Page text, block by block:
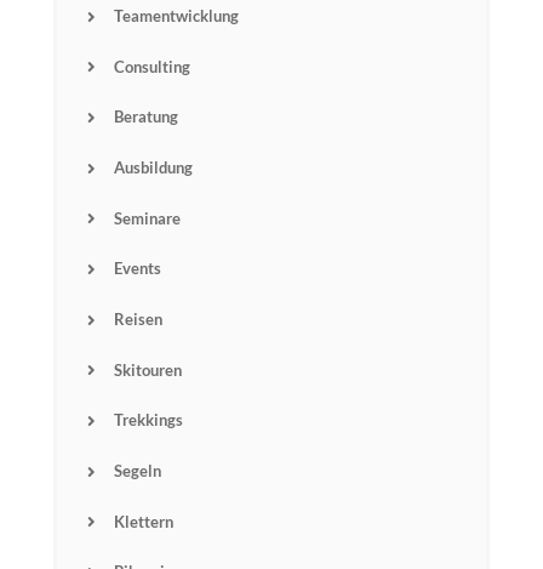
Teamentwicklung
Consulting
Beratung
Ausbildung
Seminare
Events
Reisen
Skitouren
Trekkings
Segeln
Klettern